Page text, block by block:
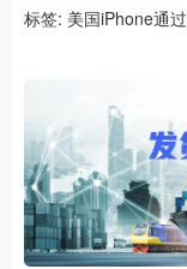
标签: 美国iPhone通